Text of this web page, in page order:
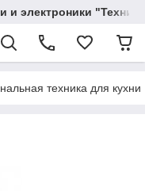
и электроники
техника для кухни